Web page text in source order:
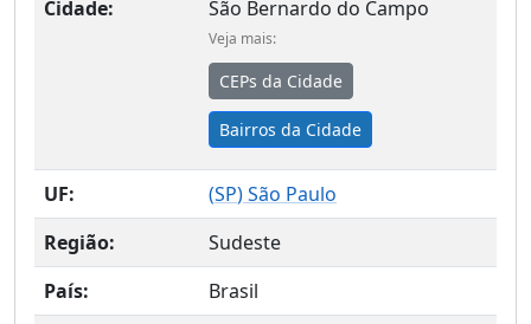
Cidade:
São Bernardo do Campo
Veja mais:
CEPs da Cidade
Bairros da Cidade
UF: (SP) São Paulo
Região:
Sudeste
País:
Brasil